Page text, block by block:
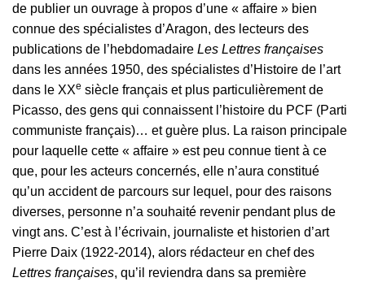
de publier un ouvrage à propos d’une « affaire » bien
connue des spécialistes d’Aragon, des lecteurs des
publications de l’hebdomadaire Les Lettres françaises
dans les années 1950, des spécialistes d’Histoire de l’art
dans le XXe siècle français et plus particulièrement de
Picasso, des gens qui connaissent l’histoire du PCF (Parti
communiste français)… et guère plus. La raison principale
pour laquelle cette « affaire » est peu connue tient à ce
que, pour les acteurs concernés, elle n’aura constitué
qu’un accident de parcours sur lequel, pour des raisons
diverses, personne n’a souhaité revenir pendant plus de
vingt ans. C’est à l’écrivain, journaliste et historien d’art
Pierre Daix (1922-2014), alors rédacteur en chef des
Lettres françaises, qu’il reviendra dans sa première